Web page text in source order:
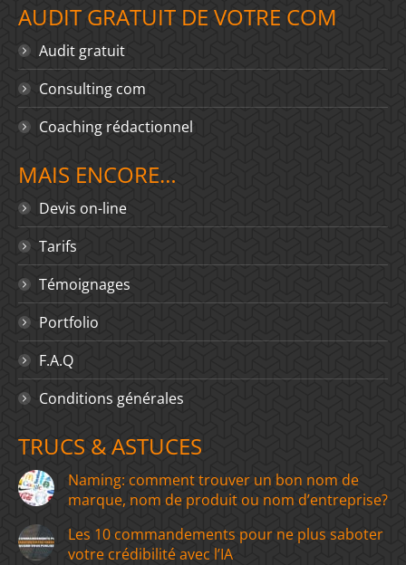
AUDIT GRATUIT DE VOTRE COM
Audit gratuit
Consulting com
Coaching rédactionnel
MAIS ENCORE…
Devis on-line
Tarifs
Témoignages
Portfolio
F.A.Q
Conditions générales
TRUCS & ASTUCES
Naming: comment trouver un bon nom de
marque, nom de produit ou nom d’entreprise?
Les 10 commandements pour ne plus saboter
votre crédibilité avec l’IA